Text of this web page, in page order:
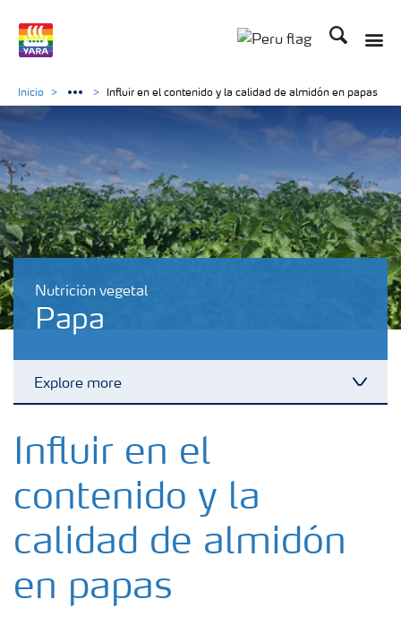
Buscar
Nutrición vegetal
Papa
Explore more
Fertilizantes
Portafolio de Agricultura Digital
Almacenaje y manejo de fertilizantes
Soluciones por cultivos
Inicio Influir en el contenido y la calidad de almidón en papas
Influir en el
contenido y la
calidad de almidón
en papas